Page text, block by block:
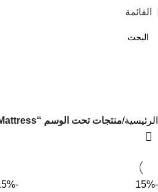
القائمة
الرئيسية منتجات تحت الوسم “Alternating Pressure Mattress”
-15%
-15%